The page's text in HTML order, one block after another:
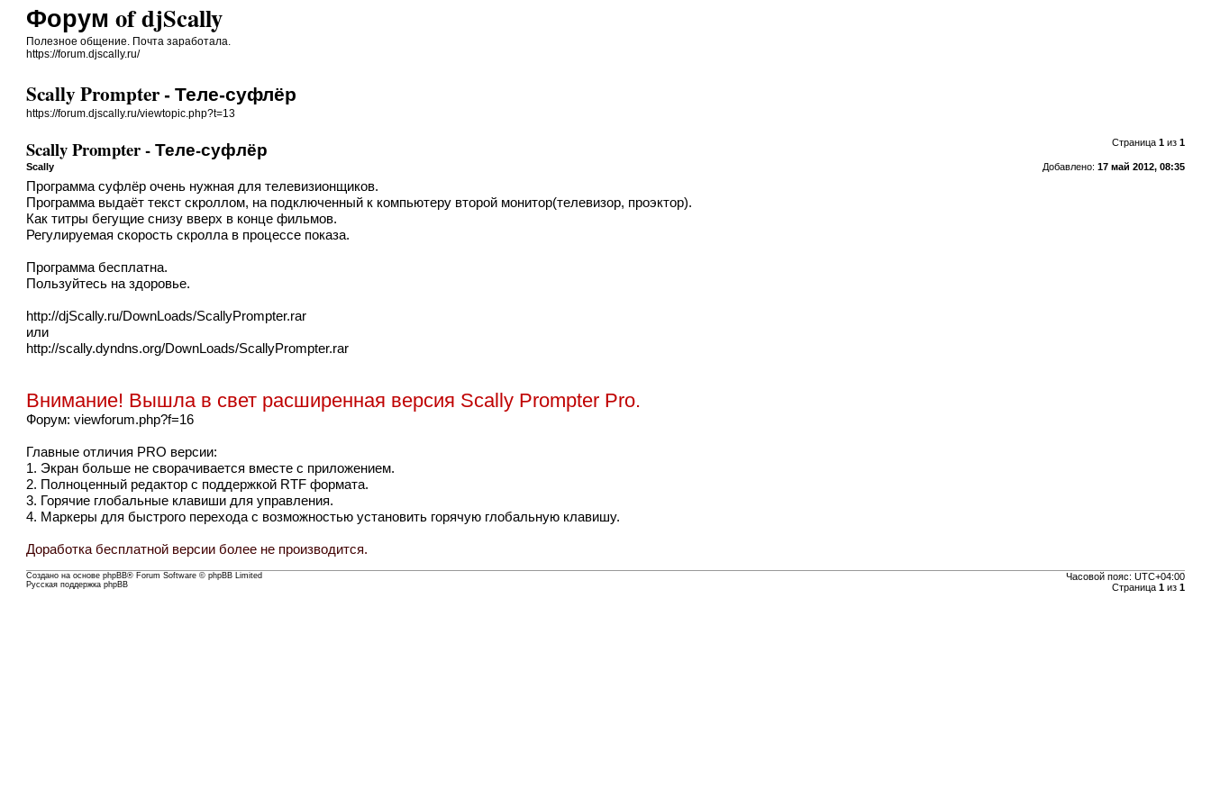
Форум of djScally
Полезное общение. Почта заработала.
https://forum.djscally.ru/
Scally Prompter - Теле-суфлёр
https://forum.djscally.ru/viewtopic.php?t=13
Страница 1из 1
Scally Prompter - Теле-суфлёр
Добавлено: 17 май 2012, 08:35
Scally
Программа суфлёр очень нужная для телевизионщиков.
Программа выдаёт текст скроллом, на подключенный к компьютеру второй монитор(телевизор, проэктор).
Как титры бегущие снизу вверх в конце фильмов.
Регулируемая скорость скролла в процессе показа.
Программа бесплатна.
Пользуйтесь на здоровье.
http://djScally.ru/DownLoads/ScallyPrompter.rar
или
http://scally.dyndns.org/DownLoads/ScallyPrompter.rar
Внимание! Вышла в свет расширенная версия Scally Prompter Pro.
Форум:viewforum.php?f=16
Главные отличия PRO версии:
1. Экран больше не сворачивается вместе с приложением.
2. Полноценный редактор с поддержкой RTF формата.
3. Горячие глобальные клавиши для управления.
4. Маркеры для быстрого перехода с возможностью установить горячую глобальную клавишу.
Доработка бесплатной версии более не производится.
Часовой пояс: UTC+04:00
Страница 1из 1
Создано на основеphpBB® Forum Software © phpBB Limited
Русская поддержка phpBB